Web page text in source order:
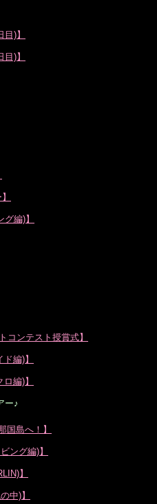
)】
)】
編)】
コンテスト授賞式】
編)】
編)】
ー♪
国島へ！】
ング編)】
】
中)】